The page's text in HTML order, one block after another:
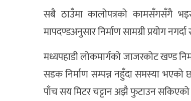
सबै ठाउँमा कालोपत्रको कामसँगसँगै
मापदण्डअनुसार निर्माण सामग्री प्रयोग
मध्यपहाडी लोकमार्गको जाजरकोट खण्ड
सडक निर्माण सम्पन्न नहुँदा समस्या
पाँच सय मिटर चट्टान अझै फुटाउन